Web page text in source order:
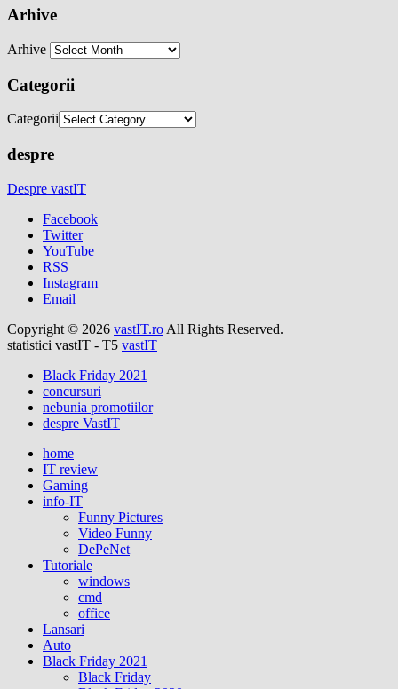
Arhive
Arhive
Categorii
Categorii
despre
Despre vastIT
Facebook
Twitter
YouTube
RSS
Instagram
Email
Copyright © 2026 vastIT.ro All Rights Reserved.
statistici vastIT - T5 vastIT
Black Friday 2021
concursuri
nebunia promotiilor
despre VastIT
home
IT review
Gaming
info-IT
Funny Pictures
Video Funny
DePeNet
Tutoriale
windows
cmd
office
Lansari
Auto
Black Friday 2021
Black Friday